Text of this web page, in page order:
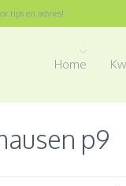
tips en advies!
Home
p9